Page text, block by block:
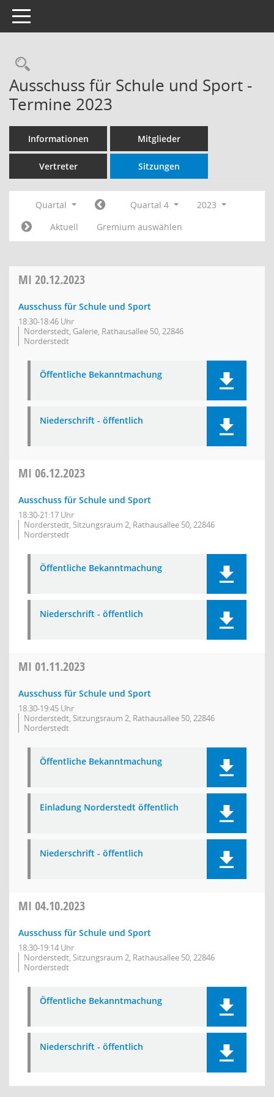
Toggle navigation
Rechercheauswahl
Ausschuss für Schule und Sport -
Termine 2023
Informationen Mitglieder
Vertreter Sitzungen
Quartal Quartal 4
2023
Aktuell
Gremium auswählen
MI 20.12.2023
Ausschuss für Schule und Sport
18:30-18:46 Uhr
Norderstedt, Galerie, Rathausallee 50, 22846
Norderstedt
Öffentliche Bekanntmachung
Niederschrift - öffentlich
MI 06.12.2023
Ausschuss für Schule und Sport
18:30-21:17 Uhr
Norderstedt, Sitzungsraum 2, Rathausallee 50, 22846
Norderstedt
Öffentliche Bekanntmachung
Niederschrift - öffentlich
MI 01.11.2023
Ausschuss für Schule und Sport
18:30-19:45 Uhr
Norderstedt, Sitzungsraum 2, Rathausallee 50, 22846
Norderstedt
Öffentliche Bekanntmachung
Einladung Norderstedt öffentlich
Niederschrift - öffentlich
MI 04.10.2023
Ausschuss für Schule und Sport
18:30-19:14 Uhr
Norderstedt, Sitzungsraum 2, Rathausallee 50, 22846
Norderstedt
Öffentliche Bekanntmachung
Niederschrift - öffentlich